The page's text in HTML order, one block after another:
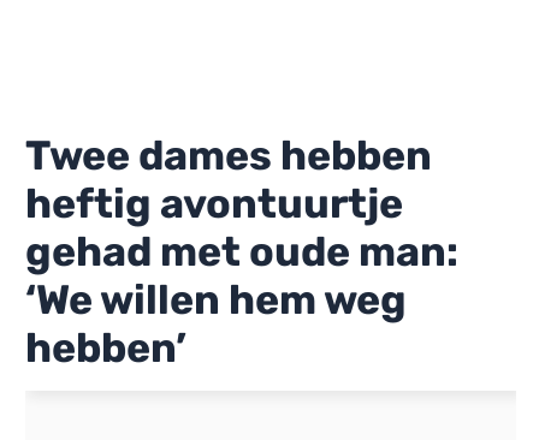
Twee dames hebben
heftig avontuurtje
gehad met oude man:
‘We willen hem weg
hebben’